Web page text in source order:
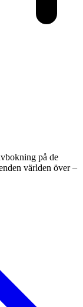
på de
världen över –